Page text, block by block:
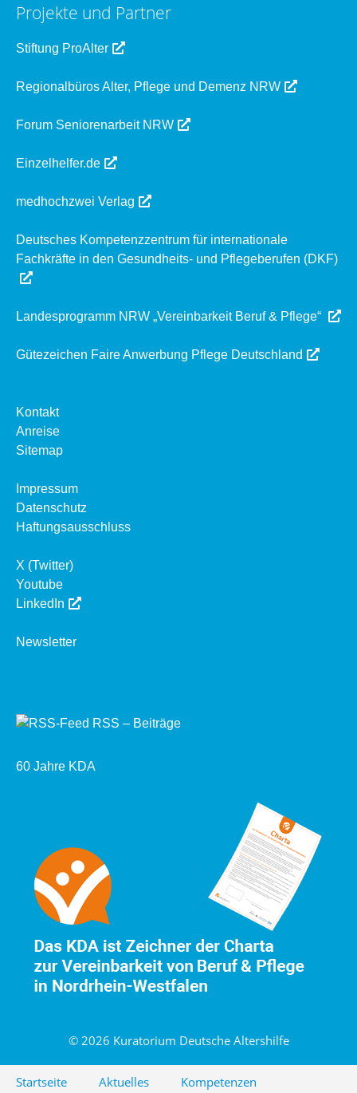
Projekte und Partner
Stiftung ProAlter
Regionalbüros Alter, Pflege und Demenz NRW
Forum Seniorenarbeit NRW
Einzelhelfer.de
medhochzwei Verlag
Deutsches Kompetenzzentrum für internationale
Fachkräfte in den Gesundheits- und Pflegeberufen (DKF)
Landesprogramm NRW „Vereinbarkeit Beruf & Pflege“
Gütezeichen Faire Anwerbung Pflege Deutschland
Kontakt
Anreise
Sitemap
Impressum
Datenschutz
Haftungsausschluss
X (Twitter)
Youtube
LinkedIn
Newsletter
RSS – Beiträge
60 Jahre KDA
© 2026 Kuratorium Deutsche Altershilfe
Startseite Aktuelles Kompetenzen